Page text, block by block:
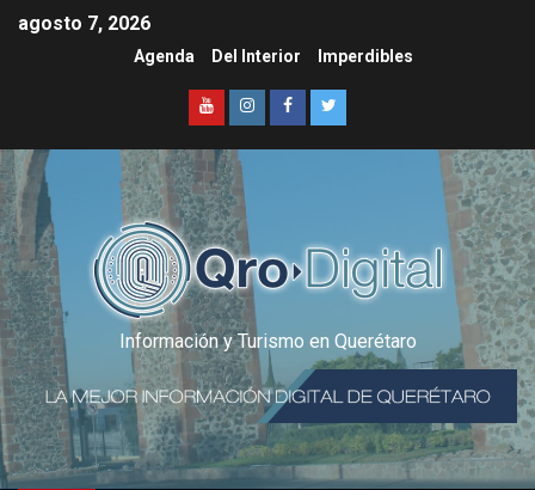
agosto 7, 2026
Agenda Del Interior Imperdibles
Información y Turismo en Querétaro